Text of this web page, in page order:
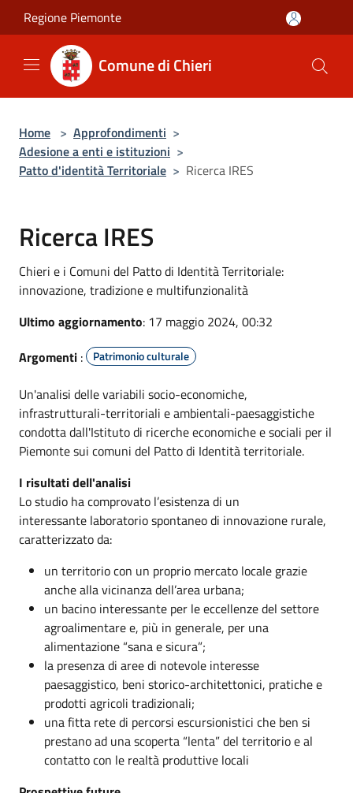
Salta al contenuto principale
Regione Piemonte
Comune di Chieri
Home > Approfondimenti >
Adesione a enti e istituzioni >
Patto d'identità Territoriale > Ricerca IRES
Ricerca IRES
Chieri e i Comuni del Patto di Identità Territoriale:
innovazione, tradizione e multifunzionalità
Ultimo aggiornamento: 17 maggio 2024, 00:32
Argomenti : Patrimonio culturale
Un'analisi delle variabili socio-economiche,
infrastrutturali-territoriali e ambientali-paesaggistiche
condotta dall'Istituto di ricerche economiche e sociali per il
Piemonte sui comuni del Patto di Identità territoriale.
I risultati dell'analisi
Lo studio ha comprovato l’esistenza di un
interessante laboratorio spontaneo di innovazione rurale,
caratterizzato da:
un territorio con un proprio mercato locale grazie
anche alla vicinanza dell’area urbana;
un bacino interessante per le eccellenze del settore
agroalimentare e, più in generale, per una
alimentazione “sana e sicura”;
la presenza di aree di notevole interesse
paesaggistico, beni storico-architettonici, pratiche e
prodotti agricoli tradizionali;
una fitta rete di percorsi escursionistici che ben si
prestano ad una scoperta “lenta” del territorio e al
contatto con le realtà produttive locali